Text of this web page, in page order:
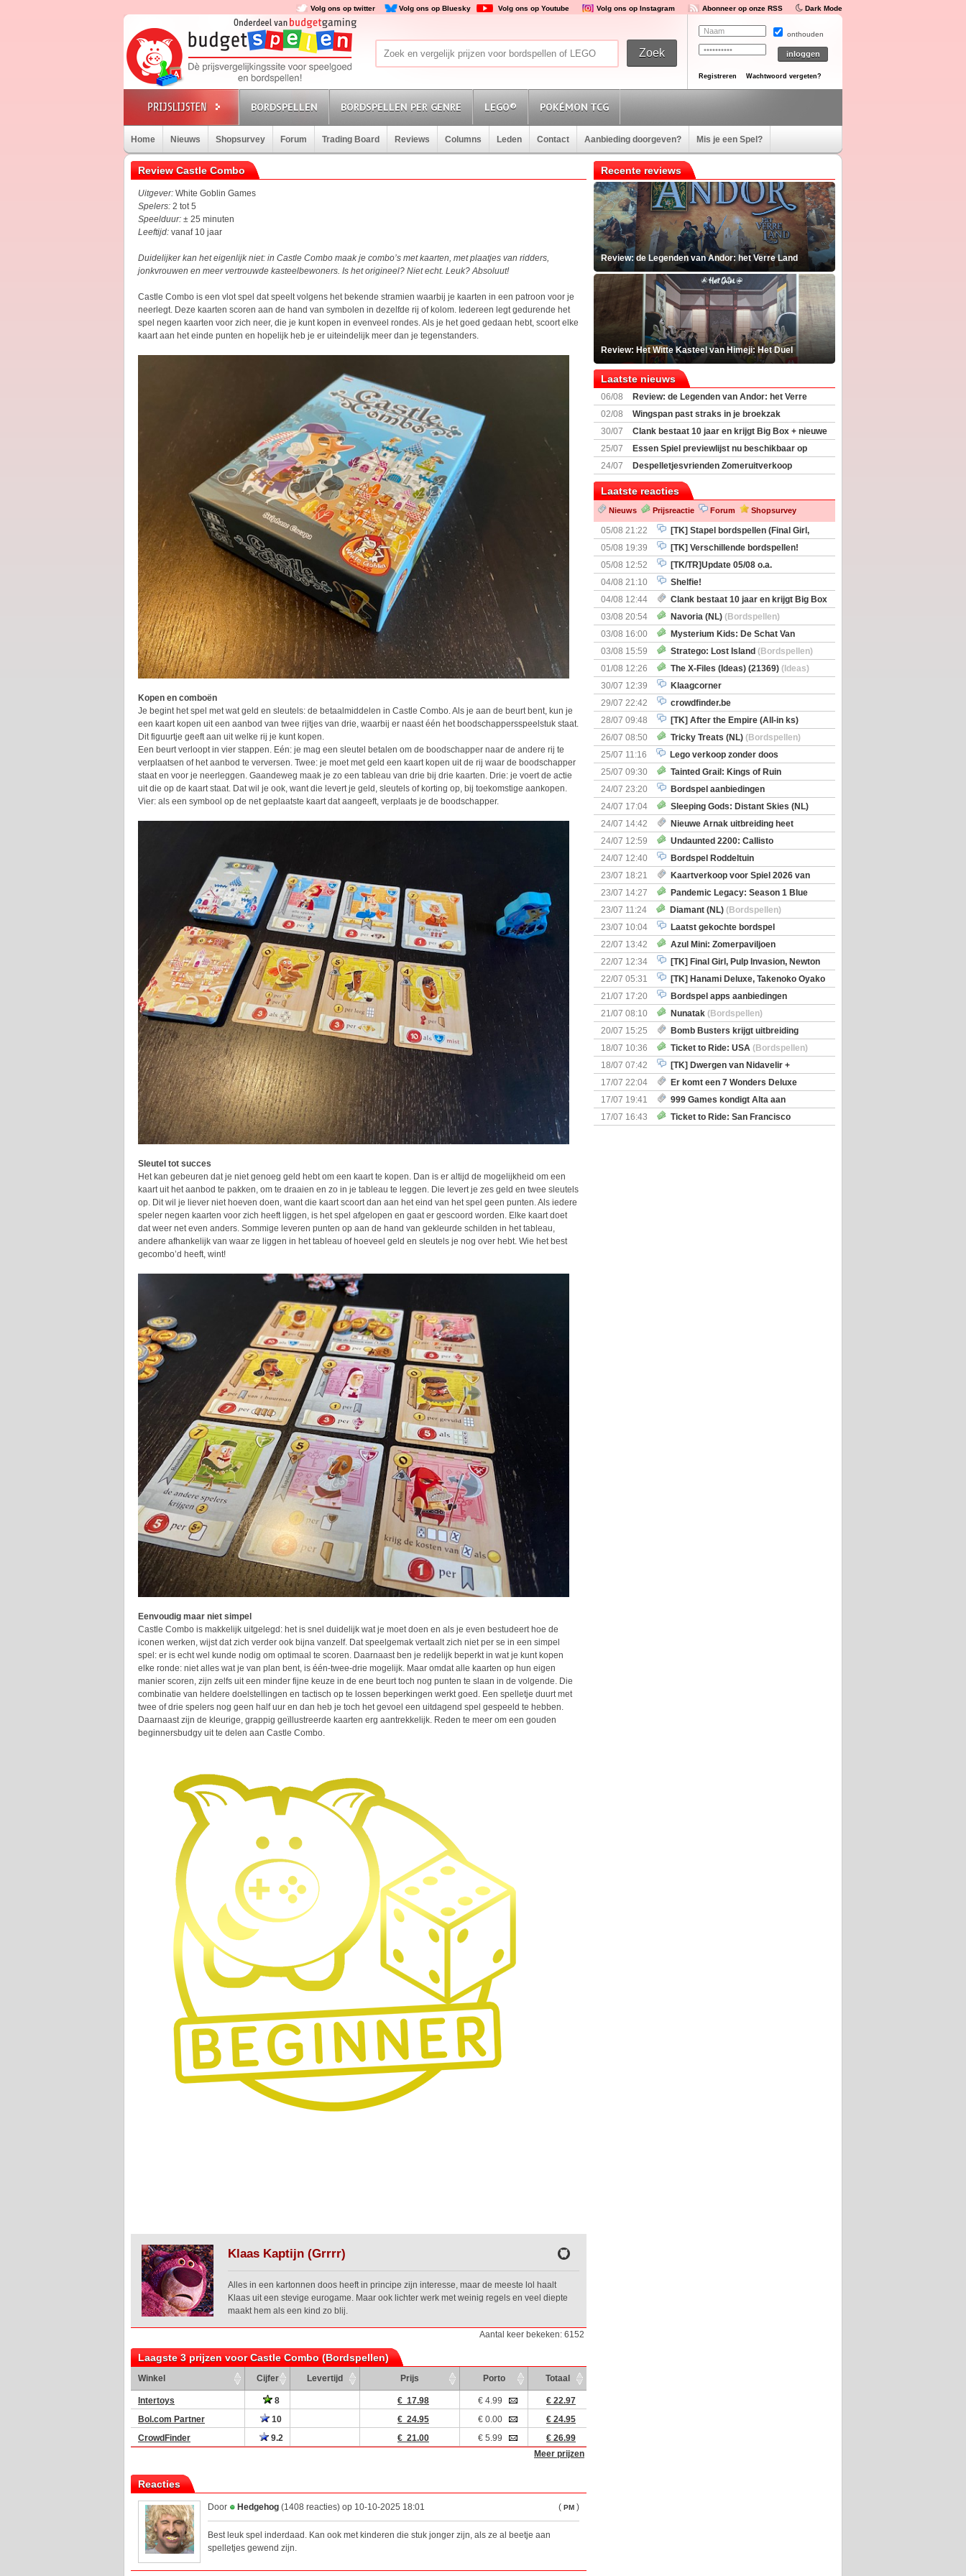
Volg ons op twitter Volg ons op Bluesky Volg ons op Youtube Volg ons op Instagram Abonneer op onze RSS Dark Mode
onthouden
Registreren Wachtwoord vergeten?
BORDSPELLEN BORDSPELLEN PER GENRE LEGO® POKÉMON TCG
Home Nieuws Shopsurvey Forum Trading Board Reviews Columns Leden Contact Aanbieding doorgeven? Mis je een Spel?
Review Castle Combo
Uitgever: White Goblin Games
Spelers: 2 tot 5
Speelduur: ± 25 minuten
Leeftijd: vanaf 10 jaar
Duidelijker kan het eigenlijk niet: in Castle Combo maak je combo’s met kaarten, met plaatjes van ridders,
jonkvrouwen en meer vertrouwde kasteelbewoners. Is het origineel? Niet echt. Leuk? Absoluut!
Castle Combo is een vlot spel dat speelt volgens het bekende stramien waarbij je kaarten in een patroon voor je
neerlegt. Deze kaarten scoren aan de hand van symbolen in dezelfde rij of kolom. Iedereen legt gedurende het
spel negen kaarten voor zich neer, die je kunt kopen in evenveel rondes. Als je het goed gedaan hebt, scoort elke
kaart aan het einde punten en hopelijk heb je er uiteindelijk meer dan je tegenstanders.
Kopen en comboën
Je begint het spel met wat geld en sleutels: de betaalmiddelen in Castle Combo. Als je aan de beurt bent, kun je
een kaart kopen uit een aanbod van twee rijtjes van drie, waarbij er naast één het boodschappersspeelstuk staat.
Dit figuurtje geeft aan uit welke rij je kunt kopen.
Een beurt verloopt in vier stappen. Eén: je mag een sleutel betalen om de boodschapper naar de andere rij te
verplaatsen of het aanbod te verversen. Twee: je moet met geld een kaart kopen uit de rij waar de boodschapper
staat en voor je neerleggen. Gaandeweg maak je zo een tableau van drie bij drie kaarten. Drie: je voert de actie
uit die op de kaart staat. Dat wil je ook, want die levert je geld, sleutels of korting op, bij toekomstige aankopen.
Vier: als een symbool op de net geplaatste kaart dat aangeeft, verplaats je de boodschapper.
Sleutel tot succes
Het kan gebeuren dat je niet genoeg geld hebt om een kaart te kopen. Dan is er altijd de mogelijkheid om een
kaart uit het aanbod te pakken, om te draaien en zo in je tableau te leggen. Die levert je zes geld en twee sleutels
op. Dit wil je liever niet hoeven doen, want die kaart scoort dan aan het eind van het spel geen punten. Als iedere
speler negen kaarten voor zich heeft liggen, is het spel afgelopen en gaat er gescoord worden. Elke kaart doet
dat weer net even anders. Sommige leveren punten op aan de hand van gekleurde schilden in het tableau,
andere afhankelijk van waar ze liggen in het tableau of hoeveel geld en sleutels je nog over hebt. Wie het best
gecombo’d heeft, wint!
Eenvoudig maar niet simpel
Castle Combo is makkelijk uitgelegd: het is snel duidelijk wat je moet doen en als je even bestudeert hoe de
iconen werken, wijst dat zich verder ook bijna vanzelf. Dat speelgemak vertaalt zich niet per se in een simpel
spel: er is echt wel kunde nodig om optimaal te scoren. Daarnaast ben je redelijk beperkt in wat je kunt kopen
elke ronde: niet alles wat je van plan bent, is één-twee-drie mogelijk. Maar omdat alle kaarten op hun eigen
manier scoren, zijn zelfs uit een minder fijne keuze in de ene beurt toch nog punten te slaan in de volgende. Die
combinatie van heldere doelstellingen en tactisch op te lossen beperkingen werkt goed. Een spelletje duurt met
twee of drie spelers nog geen half uur en dan heb je toch het gevoel een uitdagend spel gespeeld te hebben.
Daarnaast zijn de kleurige, grappig geïllustreerde kaarten erg aantrekkelijk. Reden te meer om een gouden
beginnersbudgy uit te delen aan Castle Combo.
Klaas Kaptijn (Grrrr)
Alles in een kartonnen doos heeft in principe zijn interesse, maar de meeste lol haalt
Klaas uit een stevige eurogame. Maar ook lichter werk met weinig regels en veel diepte
maakt hem als een kind zo blij.
Aantal keer bekeken: 6152
Laagste 3 prijzen voor Castle Combo (Bordspellen)
Winkel Cijfer Levertijd Prijs Porto Totaal
Intertoys 8 € 17.98 € 4.99
€ 22.97
Bol.com Partner
10 € 24.95 € 0.00
€ 24.95
CrowdFinder
9.2 € 21.00 € 5.99
€ 26.99
Meer prijzen
Reacties
Door Hedgehog (1408 reacties) op 10-10-2025 18:01 ( PM )
Best leuk spel inderdaad. Kan ook met kinderen die stuk jonger zijn, als ze al beetje aan
spelletjes gewend zijn.
Recente reviews
Review: de Legenden van Andor: het Verre Land
Review: Het Witte Kasteel van Himeji: Het Duel
Laatste nieuws
06/08
Review: de Legenden van Andor: het Verre
Land
02/08
Wingspan past straks in je broekzak
30/07
Clank bestaat 10 jaar en krijgt Big Box + nieuwe
uitbreiding
25/07
Essen Spiel previewlijst nu beschikbaar op
Boardgamegeek
24/07
Despelletjesvrienden Zomeruitverkoop
Laatste reacties
Nieuws Prijsreactie Forum Shopsurvey
05/08 21:22
[TK] Stapel bordspellen (Final Girl,
Nemesis Retaliation, Zombicide Invader)
05/08 19:39
[TK] Verschillende bordspellen!
05/08 12:52
[TK/TR]Update 05/08 o.a.
Prijsverlagingen, Imperium Horizons, 20 Strong
04/08 21:10
Shelfie!
04/08 12:44
Clank bestaat 10 jaar en krijgt Big Box
+ nieuwe uitbreiding
03/08 20:54 Navoria (NL) (Bordspellen)
03/08 16:00
Mysterium Kids: De Schat Van
Kapitein Boe
(Bordspellen)
03/08 15:59 Stratego: Lost Island (Bordspellen)
01/08 12:26
The X-Files (Ideas) (21369) (Ideas)
30/07 12:39
Klaagcorner
29/07 22:42
crowdfinder.be
28/07 09:48
[TK] After the Empire (All-in ks)
26/07 08:50
Tricky Treats (NL) (Bordspellen)
25/07 11:16
Lego verkoop zonder doos
25/07 09:30
Tainted Grail: Kings of Ruin
Uitbreiding: Wyrd Encounters(Bordspellen)
24/07 23:20
Bordspel aanbiedingen
24/07 17:04
Sleeping Gods: Distant Skies (NL)
(Bordspellen)
24/07 14:42
Nieuwe Arnak uitbreiding heet
Surprise Shipments
24/07 12:59
Undaunted 2200: Callisto
(Bordspellen)
24/07 12:40
Bordspel Roddeltuin
23/07 18:21
Kaartverkoop voor Spiel 2026 van
start
23/07 14:27
Pandemic Legacy: Season 1 Blue
(Bordspellen)
23/07 11:24 Diamant (NL) (Bordspellen)
23/07 10:04
Laatst gekochte bordspel
22/07 13:42
Azul Mini: Zomerpaviljoen
(Bordspellen)
22/07 12:34
[TK] Final Girl, Pulp Invasion, Newton
& Great Discoveries
22/07 05:31
[TK] Hanami Deluxe, Takenoko Oyako
bigbox
21/07 17:20
Bordspel apps aanbiedingen
21/07 08:10
Nunatak (Bordspellen)
20/07 15:25
Bomb Busters krijgt uitbreiding
genaamd Pro Kit
18/07 10:36 Ticket to Ride: USA (Bordspellen)
18/07 07:42
[TK] Dwergen van Nidavelir +
Sherlock Holmes Consulting Detective
17/07 22:04
Er komt een 7 Wonders Deluxe
Monsterbox
17/07 19:41
999 Games kondigt Alta aan
17/07 16:43
Ticket to Ride: San Francisco